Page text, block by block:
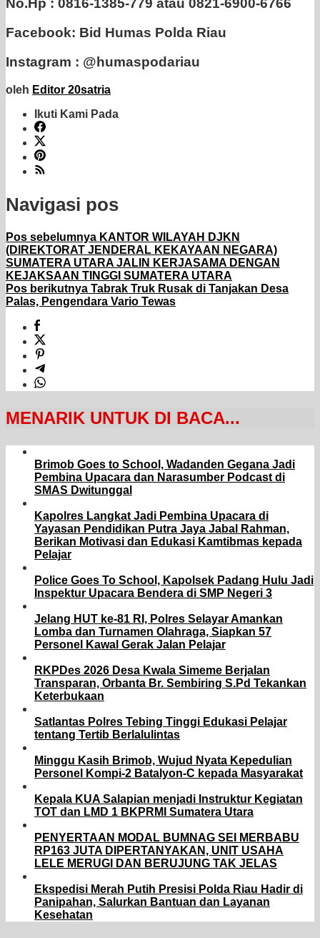
No.Hp : 0816-1385-779 atau 0821-6900-6766
Facebook: Bid Humas Polda Riau
Instagram : @humaspodariau
oleh Editor 20satria
Ikuti Kami Pada
Navigasi pos
Pos sebelumnya KANTOR WILAYAH DJKN
(DIREKTORAT JENDERAL KEKAYAAN NEGARA)
SUMATERA UTARA JALIN KERJASAMA DENGAN
KEJAKSAAN TINGGI SUMATERA UTARA
Pos berikutnya ‎Tabrak Truk Rusak di Tanjakan Desa
Palas, Pengendara Vario Tewas
MENARIK UNTUK DI BACA...
Brimob Goes to School, Wadanden Gegana Jadi
Pembina Upacara dan Narasumber Podcast di
SMAS Dwitunggal
Kapolres Langkat Jadi Pembina Upacara di
Yayasan Pendidikan Putra Jaya Jabal Rahman,
Berikan Motivasi dan Edukasi Kamtibmas kepada
Pelajar
Police Goes To School, Kapolsek Padang Hulu Jadi
Inspektur Upacara Bendera di SMP Negeri 3
Jelang HUT ke-81 RI, Polres Selayar Amankan
Lomba dan Turnamen Olahraga, Siapkan 57
Personel Kawal Gerak Jalan Pelajar
RKPDes 2026 Desa Kwala Simeme Berjalan
Transparan, Orbanta Br. Sembiring S.Pd Tekankan
Keterbukaan
Satlantas Polres Tebing Tinggi Edukasi Pelajar
tentang Tertib Berlalulintas
Minggu Kasih Brimob, Wujud Nyata Kepedulian
Personel Kompi-2 Batalyon-C kepada Masyarakat
Kepala KUA Salapian menjadi Instruktur Kegiatan
TOT dan LMD 1 BKPRMI Sumatera Utara
PENYERTAAN MODAL BUMNAG SEI MERBABU
RP163 JUTA DIPERTANYAKAN, UNIT USAHA
LELE MERUGI DAN BERUJUNG TAK JELAS
Ekspedisi Merah Putih Presisi Polda Riau Hadir di
Panipahan, Salurkan Bantuan dan Layanan
Kesehatan